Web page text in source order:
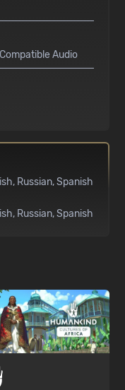
Audio
Russian Spanish
Russian Spanish